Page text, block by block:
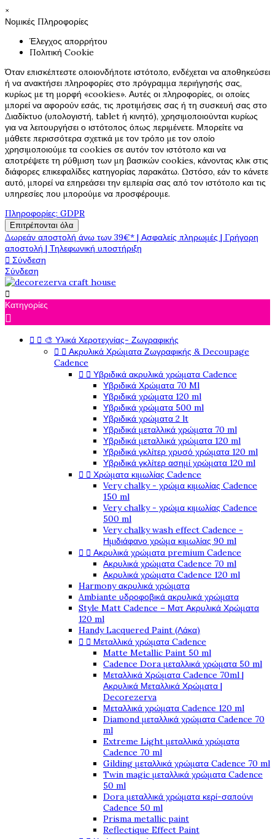
×
Νομικές Πληροφορίες
Έλεγχος απορρήτου
Πολιτική Cookie
Όταν επισκέπτεστε οποιονδήποτε ιστότοπο, ενδέχεται να αποθηκεύσει
ή να ανακτήσει πληροφορίες στο πρόγραμμα περιήγησής σας,
κυρίως με τη μορφή «cookies». Αυτές οι πληροφορίες, οι οποίες
μπορεί να αφορούν εσάς, τις προτιμήσεις σας ή τη συσκευή σας στο
Διαδίκτυο (υπολογιστή, tablet ή κινητό), χρησιμοποιούνται κυρίως
για να λειτουργήσει ο ιστότοπος όπως περιμένετε. Μπορείτε να
μάθετε περισσότερα σχετικά με τον τρόπο με τον οποίο
χρησιμοποιούμε τα cookies σε αυτόν τον ιστότοπο και να
αποτρέψετε τη ρύθμιση των μη βασικών cookies, κάνοντας κλικ στις
διάφορες επικεφαλίδες κατηγορίας παρακάτω. Ωστόσο, εάν το κάνετε
αυτό, μπορεί να επηρεάσει την εμπειρία σας από τον ιστότοπο και τις
υπηρεσίες που μπορούμε να προσφέρουμε.
Πληροφορίες: GDPR
Επιτρέπονται όλα
Δωρεάν αποστολή άνω των 39€* | Ασφαλείς πληρωμές | Γρήγορη
αποστολή | Τηλεφωνική υποστήριξη
 Σύνδεση
Σύνδεση

Κατηγορίες

  🎨 Υλικά Χεροτεχνίας- Ζωγραφικής
  Ακρυλικά Χρώματα Ζωγραφικής & Decoupage
Cadence
  Υβριδικά ακρυλικά χρώματα Cadence
Υβριδικά Χρώματα 70 Ml
Υβριδικά χρώματα 120 ml
Υβριδικά χρώματα 500 ml
Υβριδικά χρώματα 2 lt
Υβριδικά μεταλλικά χρώματα 70 ml
Υβριδικά μεταλλικά χρώματα 120 ml
Υβριδικά γκλίτερ χρυσό χρώματα 120 ml
Υβριδικά γκλίτερ ασημί χρώματα 120 ml
  Χρώματα κιμωλίας Cadence
Very chalky - χρώμα κιμωλίας Cadence
150 ml
Very chalky - χρώμα κιμωλίας Cadence
500 ml
Very chalky wash effect Cadence -
Ημιδιάφανο χρώμα κιμωλίας 90 ml
  Ακρυλικά χρώματα premium Cadence
Ακρυλικά χρώματα Cadence 70 ml
Ακρυλικά χρώματα Cadence 120 ml
Harmony ακρυλικά χρώματα
Ambiante υδροφοβικά ακρυλικά χρώματα
Style Matt Cadence – Ματ Ακρυλικά Χρώματα
120 ml
Handy Lacquered Paint (Λάκα)
  Μεταλλικά χρώματα Cadence
Matte Metallic Paint 50 ml
Cadence Dora μεταλλικά χρώματα 50 ml
Μεταλλικά Χρώματα Cadence 70ml |
Ακρυλικά Μεταλλικά Χρώματα |
Decorezerva
Μεταλλικά χρώματα Cadence 120 ml
Diamond μεταλλικά χρώματα Cadence 70
ml
Extreme Light μεταλλικά χρώματα
Cadence 70 ml
Gilding μεταλλικά χρώματα Cadence 70 ml
Twin magic μεταλλικά χρώματα Cadence
50 ml
Dora μεταλλικά χρώματα κερί-σαπούνι
Cadence 50 ml
Prisma metallic paint
Reflectique Effect Paint